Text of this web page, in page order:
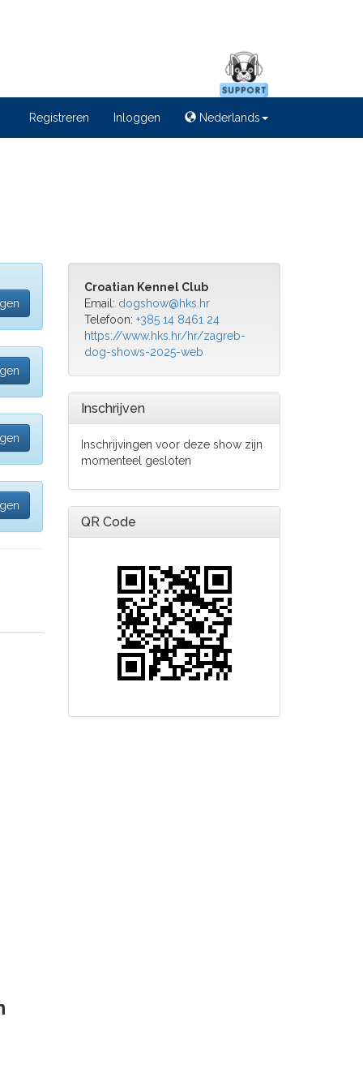
Registreren Inloggen Nederlands
Croatian Kennel Club
Email: dogshow@hks.hr
Telefoon: +385 14 8461 24
https://www.hks.hr/hr/zagreb-
dog-shows-2025-web
Inschrijven
Inschrijvingen voor deze show zijn
momenteel gesloten
QR Code